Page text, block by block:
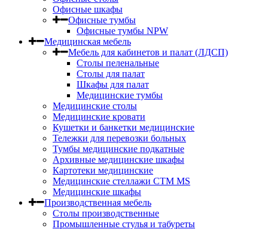
Офисные шкафы
Офисные тумбы
Офисные тумбы NPW
Медицинская мебель
Мебель для кабинетов и палат (ЛДСП)
Столы пеленальные
Столы для палат
Шкафы для палат
Медицинские тумбы
Медицинские столы
Медицинские кровати
Кушетки и банкетки медицинские
Тележки для перевозки больных
Тумбы медицинские подкатные
Архивные медицинские шкафы
Картотеки медицинские
Медицинские стеллажи CTM MS
Медицинские шкафы
Производственная мебель
Столы производственные
Промышленные стулья и табуреты